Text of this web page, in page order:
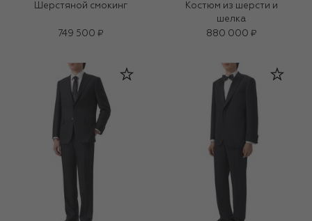
Шерстяной смокинг
749 500 ₽
Костюм из шерсти и
шелка
880 000 ₽